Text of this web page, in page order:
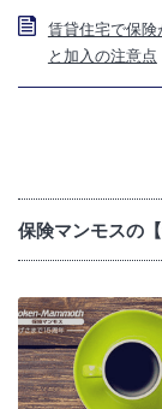
賃貸住宅で保
と加入の注意点
保険マンモスの